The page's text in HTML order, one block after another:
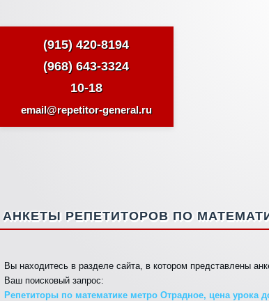
(915) 420-8194
(968) 643-3324
10-18
email@repetitor-general.ru
АНКЕТЫ РЕПЕТИТОРОВ ПО
Вы находитесь в разделе сайта, в котором представлены
Ваш поисковый запрос:
Репетиторы по математике метро Отрадное, цена урока